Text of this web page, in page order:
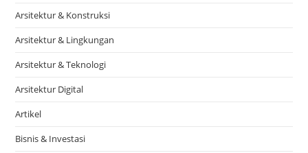
Arsitektur & Konstruksi
Arsitektur & Lingkungan
Arsitektur & Teknologi
Arsitektur Digital
Artikel
Bisnis & Investasi